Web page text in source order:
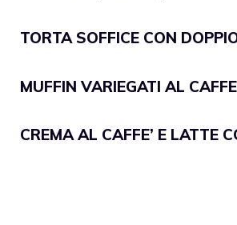
TORTA SOFFICE CON
MUFFIN VARIEGATI AL
CREMA AL CAFFE’ E LATTE